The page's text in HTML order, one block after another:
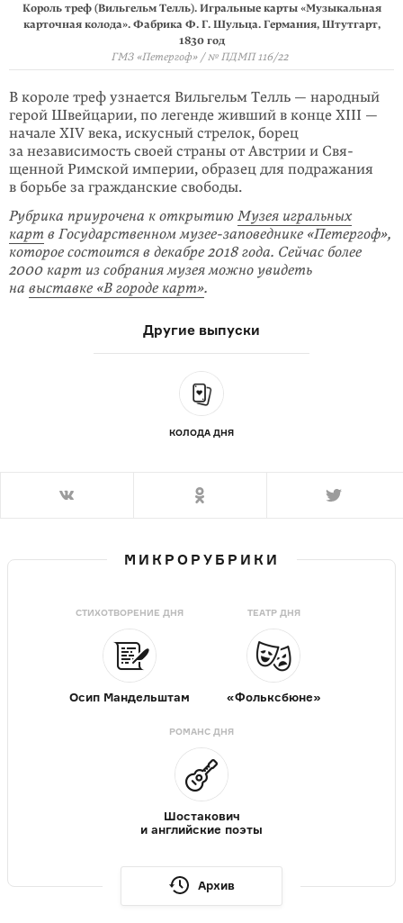
Король треф (Вильгельм Телль). Игральные карты «Музыкальная
карточная колода». Фабрика Ф. Г. Шульца. Германия, Штутгарт,
1830 год
ГМЗ «Петергоф» / № ПДМП 116/22
В короле треф узнается Вильгельм Телль — народный
герой Швейцарии, по легенде живший в конце XIII —
начале XIV ве­ка, искусный стрелок, борец
за независимость своей страны от Австрии и Свя­
щенной Римской империи, образец для подражания
в борьбе за гражданские свободы.
Рубрика приурочена к открытию Музея игральных
карт в Государственном му­зее-заповеднике «Петергоф»,
которое состоится в декабре 2018 года. Сейчас более
2000 карт из собрания музея можно увидеть
на выставке «В городе карт».
Другие выпуски
КОЛОДА ДНЯ
МИКРОРУБРИКИ
СТИХОТВОРЕНИЕ ДНЯ
Осип Мандельштам
ТЕАТР ДНЯ
«Фольксбюне»
РОМАНС ДНЯ
Шостакович
и английские поэты
Архив